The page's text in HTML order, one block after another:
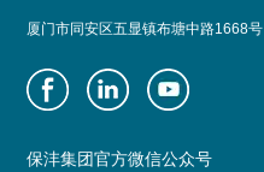
厦门市同安区五显镇布塘中路1668号
保沣集团官方微信公众号